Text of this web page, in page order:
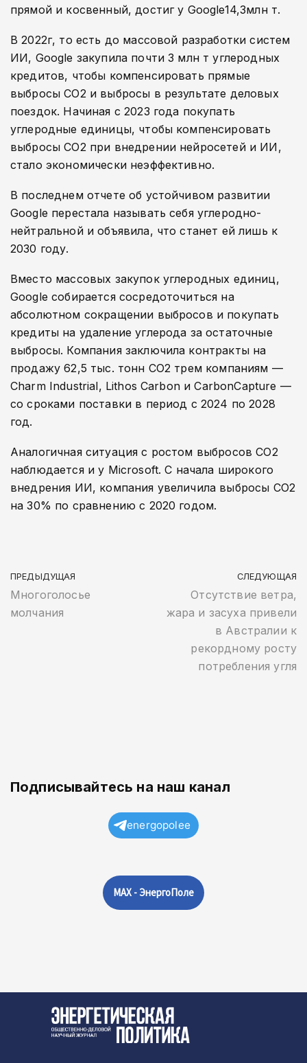
прямой и косвенный, достиг у Google14,3млн т.
В 2022г, то есть до массовой разработки систем
ИИ, Google закупила почти 3 млн т углеродных
кредитов, чтобы компенсировать прямые
выбросы СО2 и выбросы в результате деловых
поездок. Начиная с 2023 года покупать
углеродные единицы, чтобы компенсировать
выбросы СО2 при внедрении нейросетей и ИИ,
стало экономически неэффективно.
В последнем отчете об устойчивом развитии
Google перестала называть себя углеродно-
нейтральной и объявила, что станет ей лишь к
2030 году.
Вместо массовых закупок углеродных единиц,
Google собирается сосредоточиться на
абсолютном сокращении выбросов и покупать
кредиты на удаление углерода за остаточные
выбросы. Компания заключила контракты на
продажу 62,5 тыс. тонн СО2 трем компаниям —
Charm Industrial, Lithos Carbon и CarbonCapture —
со сроками поставки в период с 2024 по 2028
год.
Аналогичная ситуация с ростом выбросов СО2
наблюдается и у Microsoft. С начала широкого
внедрения ИИ, компания увеличила выбросы СО2
на 30% по сравнению с 2020 годом.
ПРЕДЫДУЩАЯ
Многоголосье
молчания
СЛЕДУЮЩАЯ
Отсутствие ветра,
жара и засуха привели
в Австралии к
рекордному росту
потребления угля
Подписывайтесь на наш канал
energopolee
MAX - ЭнергоПоле